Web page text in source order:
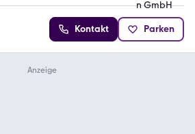
Kontakt Parken